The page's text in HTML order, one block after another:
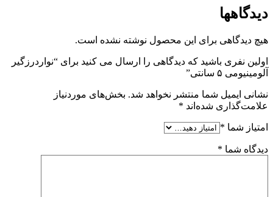
دیدگاهها
هیچ دیدگاهی برای این محصول نوشته نشده است.
اولین نفری باشید که دیدگاهی را ارسال می کنید برای “نواردرزگیر
آلومینیومی ۵ سانتی”
نشانی ایمیل شما منتشر نخواهد شد. بخش‌های موردنیاز
علامت‌گذاری شده‌اند *
امتیاز شما *
دیدگاه شما *